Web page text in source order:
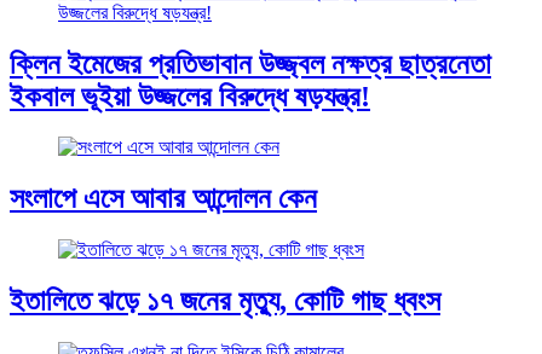
ক্লিন ইমেজের প্রতিভাবান উজ্জ্বল নক্ষত্র ছাত্রনেতা
ইকবাল ভূইয়া উজ্জলের বিরুদ্ধে ষড়যন্ত্র!
সংলাপে এসে আবার আন্দোলন কেন
ইতালিতে ঝড়ে ১৭ জনের মৃত্যু, কোটি গাছ ধ্বংস